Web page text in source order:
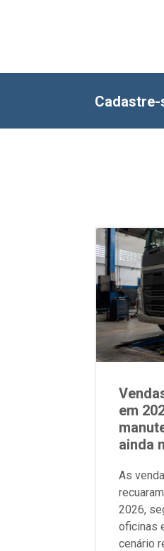
em
ainda
As
2026,
oficinas
cenário